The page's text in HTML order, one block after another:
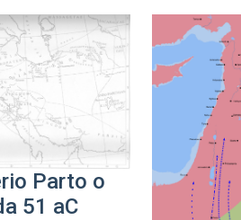
Parto o
51 aC